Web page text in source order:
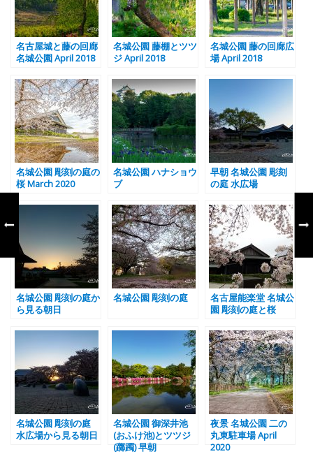
名古屋城と藤の回廊
名城公園 April 2018
名城公園 藤棚とツツ
ジ April 2018
名城公園 藤の回廊広
場 April 2018
名城公園 彫刻の庭の
桜 March 2020
名城公園 ハナショウ
ブ
早朝 名城公園 彫刻
の庭 水広場
名城公園 彫刻の庭か
ら見る朝日
名城公園 彫刻の庭
名古屋能楽堂 名城公
園 彫刻の庭と桜
名城公園 彫刻の庭
水広場から見る朝日
名城公園 御深井池
(おふけ池)とツツジ
(躑躅) 早朝
夜景 名城公園 二の
丸東駐車場 April
2020